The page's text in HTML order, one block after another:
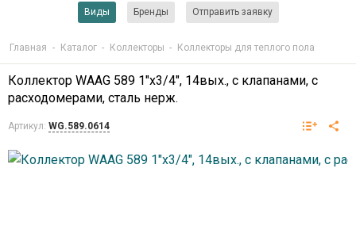
Виды Бренды Отправить заявку
Главная - Каталог - Коллекторы - Коллекторы для теплого пола
Коллектор WAAG 589 1"х3/4", 14вых., c клапанами, с
расходомерами, сталь нерж.
Артикул: WG.589.0614